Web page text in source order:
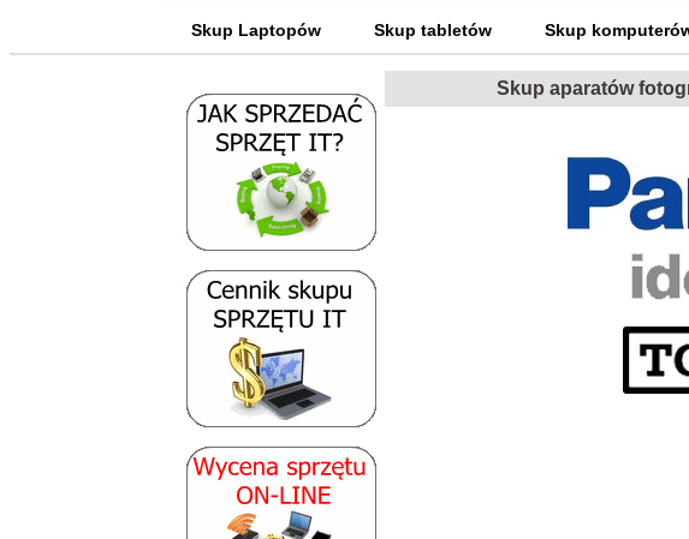
Skup Laptopów Skup tabletów Skup
Skup aparatów